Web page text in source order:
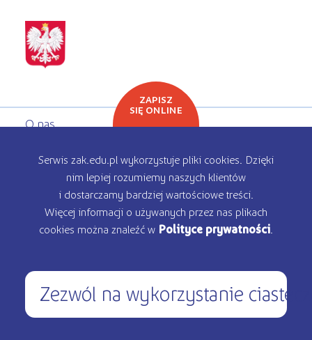
O nas
Oferta edukacyjna
Rekrutacja
Kontakt
ZAPISZ
SIĘ ONLINE
Serwis zak.edu.pl wykorzystuje pliki cookies. Dzięki
nim lepiej rozumiemy naszych klientów
i dostarczamy bardziej wartościowe treści.
Więcej informacji o używanych przez nas plikach
cookies można znaleźć w Polityce prywatności
Zezwól na wykorzystanie